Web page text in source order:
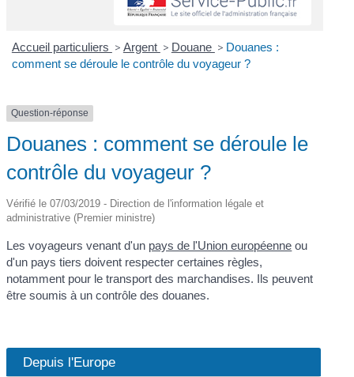
Accueil particuliers > Argent > Douane > Douanes :
comment se déroule le contrôle du voyageur ?
Question-réponse
Douanes : comment se déroule le
contrôle du voyageur ?
Vérifié le 07/03/2019 - Direction de l'information légale et
administrative (Premier ministre)
Les voyageurs venant d'un pays de l'Union européenne ou
d'un pays tiers doivent respecter certaines règles,
notamment pour le transport des marchandises. Ils peuvent
être soumis à un contrôle des douanes.
Depuis l'Europe